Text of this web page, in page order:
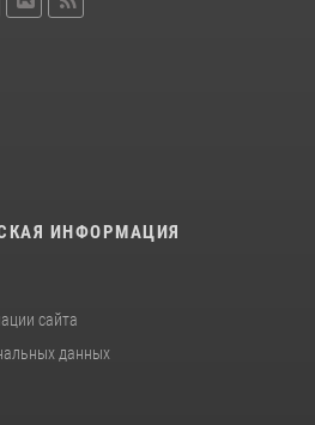
ИНФОРМАЦИЯ
сайта
данных